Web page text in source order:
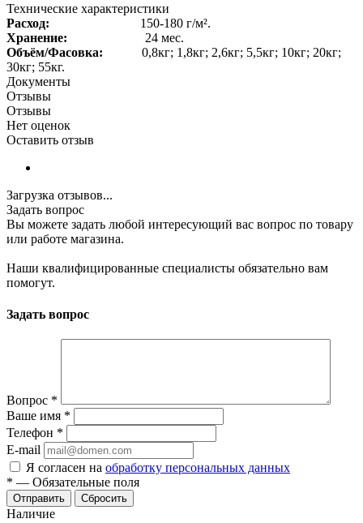
Технические характеристики
Расход: 150-180 г/м².
Хранение: 24 мес.
Объём/Фасовка: 0,8кг; 1,8кг; 2,6кг; 5,5кг; 10кг; 20кг;
30кг; 55кг.
Документы
Отзывы
Отзывы
Нет оценок
Оставить отзыв
Загрузка отзывов...
Задать вопрос
Вы можете задать любой интересующий вас вопрос по товару
или работе магазина.
Наши квалифицированные специалисты обязательно вам
помогут.
Задать вопрос
Вопрос *
Ваше имя *
Телефон *
E-mail
Я согласен на обработку персональных данных
* — Обязательные поля
Сбросить
Наличие